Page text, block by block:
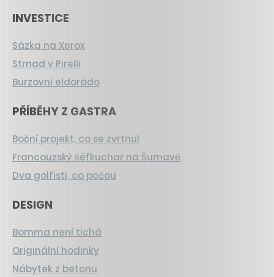
INVESTICE
Sázka na Xerox
Strnad v Pirelli
Burzovní eldorádo
PŘÍBĚHY Z GASTRA
Boční projekt, co se zvrtnul
Francouzský šéfkuchař na Šumavě
Dva golfisti, co pečou
DESIGN
Bomma není tichá
Originální hodinky
Nábytek z betonu